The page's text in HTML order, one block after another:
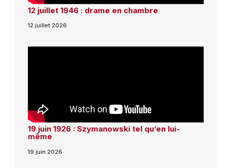
12 juillet 1946 : drame en chambre
12 juillet 2026
19 juin 1926 : Szymanowski tel qu’en lui-
même
19 juin 2026